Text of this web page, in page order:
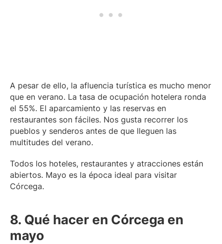
A pesar de ello, la afluencia turística es mucho menor
que en verano. La tasa de ocupación hotelera ronda
el 55%. El aparcamiento y las reservas en
restaurantes son fáciles. Nos gusta recorrer los
pueblos y senderos antes de que lleguen las
multitudes del verano.
Todos los hoteles, restaurantes y atracciones están
abiertos. Mayo es la época ideal para visitar
Córcega.
8. Qué hacer en Córcega en
mayo